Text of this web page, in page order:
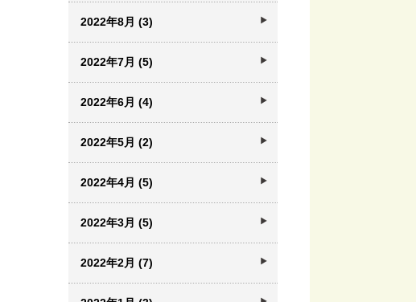
2022年8月 (3)
2022年7月 (5)
2022年6月 (4)
2022年5月 (2)
2022年4月 (5)
2022年3月 (5)
2022年2月 (7)